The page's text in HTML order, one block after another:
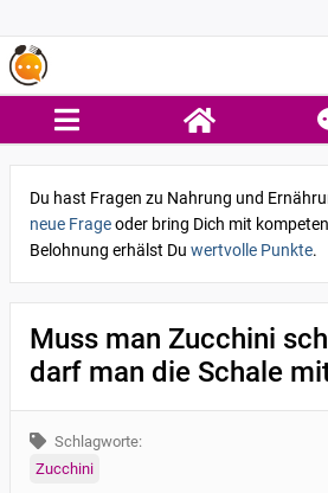
Du hast Fragen zu Nahrung und
neue Frageoder bring Dich mit
Belohnung erhälst Du wertvolle Punkte.
Muss man Zucchini
darf man die Schale
Schlagworte:
Zucchini